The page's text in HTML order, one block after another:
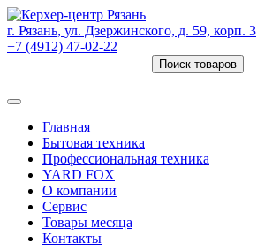
г. Рязань, ул. Дзержинского, д. 59, корп. 3
+7 (4912) 47-02-22
Поиск товаров
Главная
Бытовая техника
Профессиональная техника
YARD FOX
О компании
Сервис
Товары месяца
Контакты